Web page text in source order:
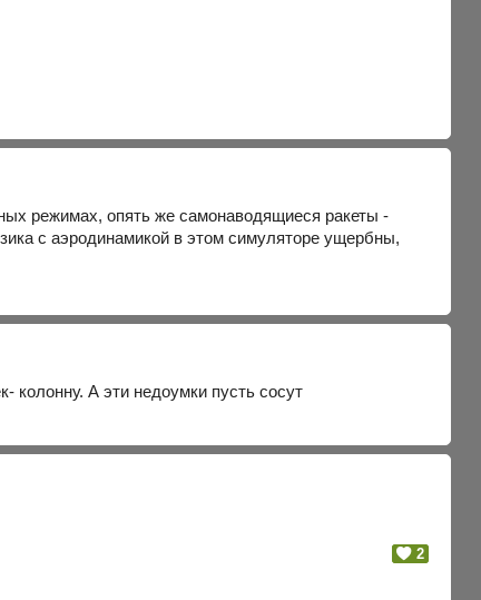
режимах, опять же самонаводящиеся ракеты -
с аэродинамикой в этом симуляторе ущербны,
колонну. А эти недоумки пусть сосут
2